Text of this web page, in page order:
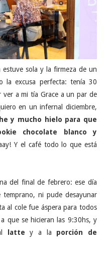
sola y la firmeza de un
la excusa perfecta: tenía 30
a mi tía Grace a un par de
en un infernal diciembre,
y mucho hielo para que
chocolate blanco y
Y el café todo lo que está
del final de febrero: ese día
ni pude desayunar
al cole fue áspera para todos
que se hicieran las 9:30hs, y
latte y a la porción de